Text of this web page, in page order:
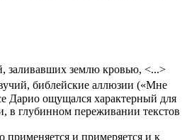
заливавших землю кровью, <...>
библейские аллюзии («Мне
Дарио ощущался характерный для
в глубинном переживании текстов
применяется и примеряется и к